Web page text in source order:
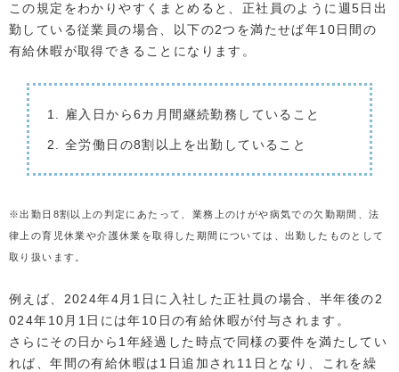
この規定をわかりやすくまとめると、正社員のように週5日出
勤している従業員の場合、以下の2つを満たせば年10日間の
有給休暇が取得できることになります。
雇入日から6カ月間継続勤務していること
全労働日の8割以上を出勤していること
※出勤日8割以上の判定にあたって、業務上のけがや病気での欠勤期間、法
律上の育児休業や介護休業を取得した期間については、出勤したものとして
取り扱います。
例えば、2024年4月1日に入社した正社員の場合、半年後の2
024年10月1日には年10日の有給休暇が付与されます。
さらにその日から1年経過した時点で同様の要件を満たしてい
れば、年間の有給休暇は1日追加され11日となり、これを繰